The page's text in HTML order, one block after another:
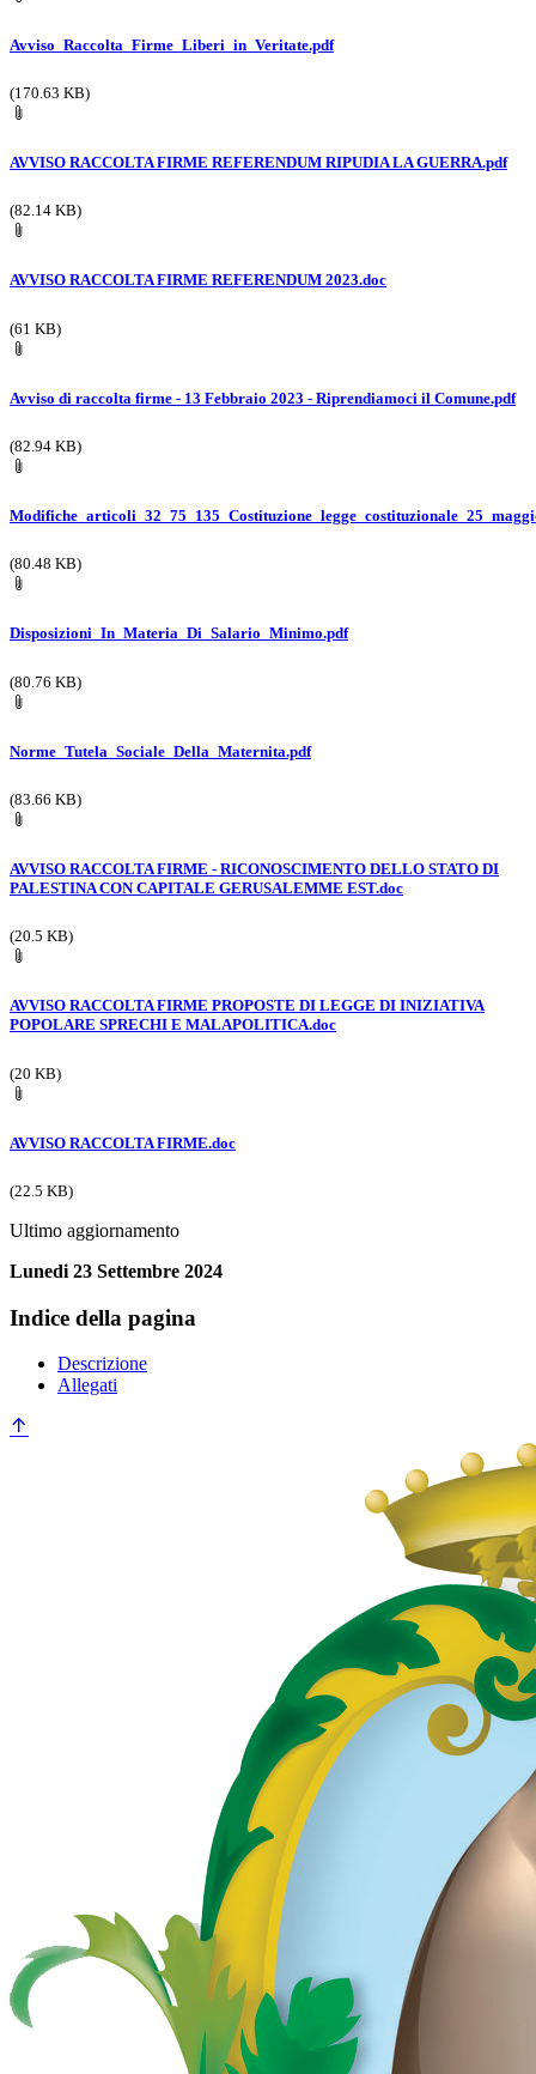
Avviso_Raccolta_Firme_Liberi_in_Veritate.pdf
(170.63 KB)
AVVISO RACCOLTA FIRME REFERENDUM RIPUDIA LA GUERRA.pdf
(82.14 KB)
AVVISO RACCOLTA FIRME REFERENDUM 2023.doc
(61 KB)
Avviso di raccolta firme - 13 Febbraio 2023 - Riprendiamoci il Comune.pdf
(82.94 KB)
(80.48 KB)
Disposizioni_In_Materia_Di_Salario_Minimo.pdf
(80.76 KB)
Norme_Tutela_Sociale_Della_Maternita.pdf
(83.66 KB)
AVVISO RACCOLTA FIRME - RICONOSCIMENTO DELLO STATO DI
PALESTINA CON CAPITALE GERUSALEMME EST.doc
(20.5 KB)
AVVISO RACCOLTA FIRME PROPOSTE DI LEGGE DI INIZIATIVA
POPOLARE SPRECHI E MALAPOLITICA.doc
(20 KB)
AVVISO RACCOLTA FIRME.doc
(22.5 KB)
Ultimo aggiornamento
Lunedi 23 Settembre 2024
Indice della pagina
Descrizione
Allegati